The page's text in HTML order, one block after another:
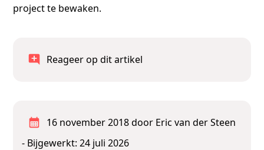
project te bewaken.
Reageer op dit artikel
16 november 2018door Eric van der Steen
- Bijgewerkt: 24 juli 2026